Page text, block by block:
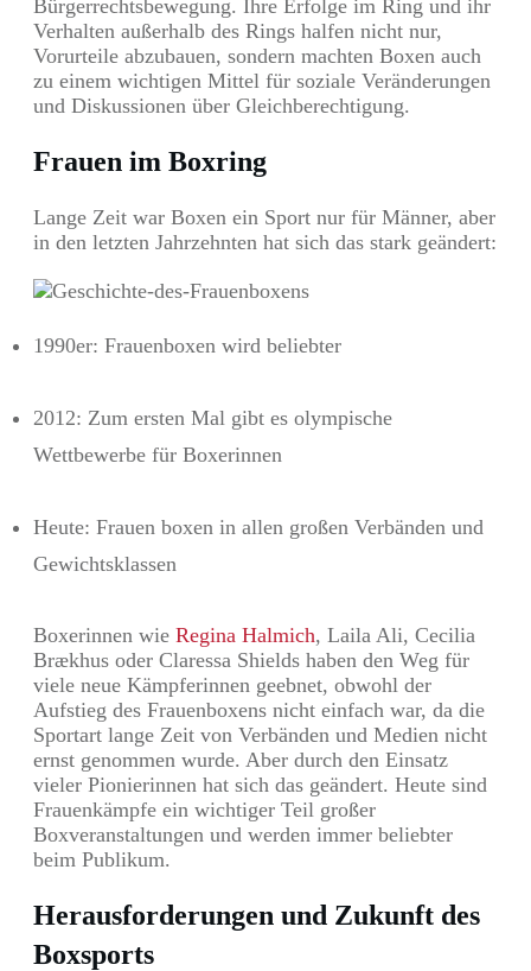
Bürgerrechtsbewegung. Ihre Erfolge im Ring und ihr
Verhalten außerhalb des Rings halfen nicht nur,
Vorurteile abzubauen, sondern machten Boxen auch
zu einem wichtigen Mittel für soziale Veränderungen
und Diskussionen über Gleichberechtigung.
Frauen im Boxring
Lange Zeit war Boxen ein Sport nur für Männer, aber
in den letzten Jahrzehnten hat sich das stark geändert:
1990er: Frauenboxen wird beliebter
2012: Zum ersten Mal gibt es olympische
Wettbewerbe für Boxerinnen
Heute: Frauen boxen in allen großen Verbänden und
Gewichtsklassen
Boxerinnen wie Regina Halmich, Laila Ali, Cecilia
Brækhus oder Claressa Shields haben den Weg für
viele neue Kämpferinnen geebnet, obwohl der
Aufstieg des Frauenboxens nicht einfach war, da die
Sportart lange Zeit von Verbänden und Medien nicht
ernst genommen wurde. Aber durch den Einsatz
vieler Pionierinnen hat sich das geändert. Heute sind
Frauenkämpfe ein wichtiger Teil großer
Boxveranstaltungen und werden immer beliebter
beim Publikum.
Herausforderungen und Zukunft des
Boxsports